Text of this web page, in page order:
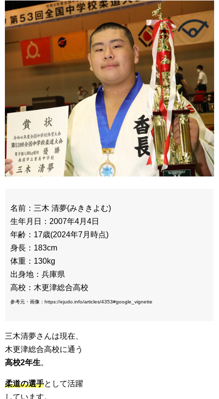
名前：三木 清夢(みききよむ)
生年月日：2007年4月4日
年齢：17歳(2024年7月時点)
身長：183cm
体重：130kg
出身地：兵庫県
高校：木更津総合高校
参考元・画像：https://ejudo.info/articles/4353#google_vignette
三木清夢さんは現在、
木更津総合高校に通う
高校2年生。
柔道の選手として活躍
しています。